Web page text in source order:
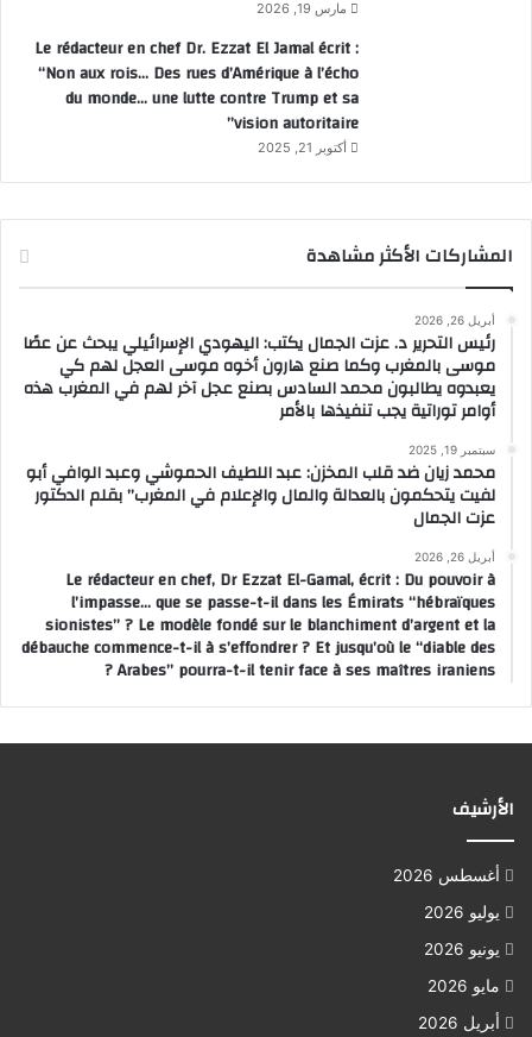
مارس 19, 2026
Le rédacteur en chef Dr. Ezzat El Jamal écrit :
“Non aux rois… Des rues d’Amérique à l’écho
du monde… une lutte contre Trump et sa
vision autoritaire”
أكتوبر 21, 2025
المشاركات الأكثر مشاهدة
أبريل 26, 2026
رئيس التحرير د. عزت الجمال يكتب: اليهودي الإسرائيلي يبحث عن عصًا
موسى بالمغرب وكما صنع هارون أخوه موسى العجل لهم كي
يعبدوه يطالبون محمد السادس بصنع عجل آخر لهم في المغرب هذه
أوامر توراتية يجب تنفيذها بالأمر
سبتمبر 19, 2025
محمد زيان ضد قلب المخزن: عبد اللطيف الحموشي وعبد الوافي أبو
لفيت يتحكمون بالعدالة والمال والإعلام في المغرب” بقلم الدكتور
عزت الجمال
أبريل 26, 2026
Le rédacteur en chef, Dr Ezzat El-Gamal, écrit : Du pouvoir à
l’impasse… que se passe-t-il dans les Émirats “hébraïques
sionistes” ? Le modèle fondé sur le blanchiment d’argent et la
débauche commence-t-il à s’effondrer ? Et jusqu’où le “diable des
Arabes” pourra-t-il tenir face à ses maîtres iraniens ?
الأرشيف
أغسطس 2026
يوليو 2026
يونيو 2026
مايو 2026
أبريل 2026